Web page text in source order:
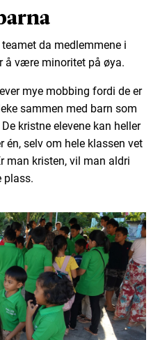
da medlemmene i
å være minoritet på øya.
mye mobbing fordi de er
sammen med barn som
kristne elevene kan heller
selv om hele klassen vet
man kristen, vil man aldri
plass.